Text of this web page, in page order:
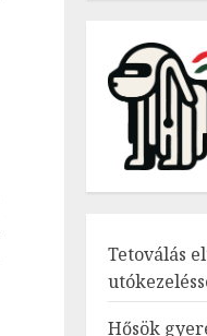
Tetoválás
Hősök